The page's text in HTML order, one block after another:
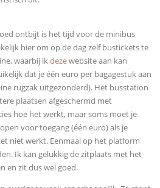
ontbijt is het tijd voor de minibus
hier om op de dag zelf bustickets te
waarbij ikdezewebsite aan kan
dat je één euro per bagagestuk aan
rugzak uitgezonderd). Het busstation
plaatsen afgeschermd met
hoe het werkt, maar soms moet je
voor toegang (één euro) als je
niet werkt. Eenmaal op het platform
Ik kan gelukkig de zitplaats met het
en zit dus wel goed.